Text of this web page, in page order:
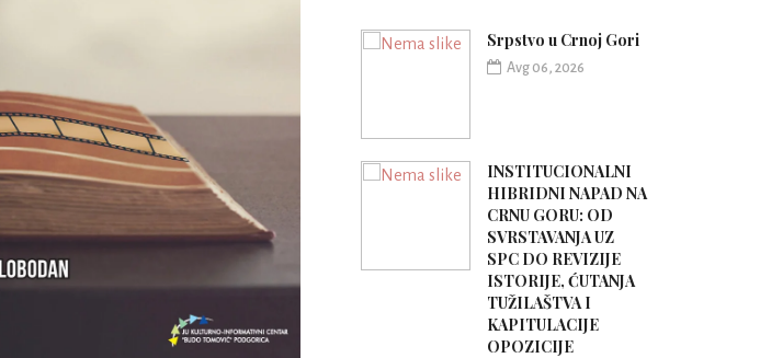
Srpstvo u Crnoj Gori
Avg 06, 2026
INSTITUCIONALNI
HIBRIDNI NAPAD NA
CRNU GORU: OD
SVRSTAVANJA UZ
SPC DO REVIZIJE
ISTORIJE, ĆUTANJA
TUŽILAŠTVA I
KAPITULACIJE
OPOZICIJE